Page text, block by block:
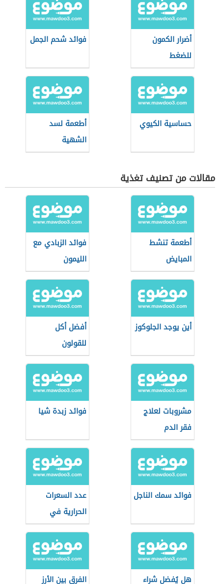
أضرار الكمون
للضغط
فوائد شحم الجمل
حساسية الكيوي
أطعمة لسد
الشهية
مقالات من تصنيف تغذية
أطعمة تنشط
المبايض
فوائد الزبادي مع
الليمون
أين يوجد الجلوكوز
أفضل أكل
للقولون
مشروبات لعلاج
فقر الدم
فوائد زبدة شيا
فوائد سمك الناجل
عدد السعرات
الحرارية في
الشوفان
هل يُفضل شراء
الفرق بين الأرز